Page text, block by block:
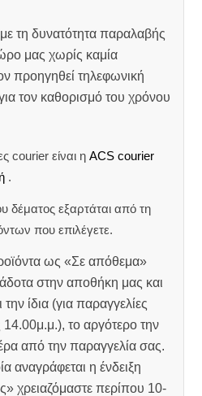
τη δυνατότητα παραλαβής
μας χωρίς καμία
προηγηθεί τηλεφωνική
τον καθορισμό του χρόνου
courier είναι ηACS courier
.
δέματος εξαρτάται από τη
που επιλέγετε.
ως «Σε απόθεμα»
στην αποθήκη μας και
ίδια (για παραγγελίες
14.00μ.μ.), το αργότερο την
από την παραγγελία σας.
αναγράφεται η ένδειξη
χρειαζόμαστε περίπου 10-